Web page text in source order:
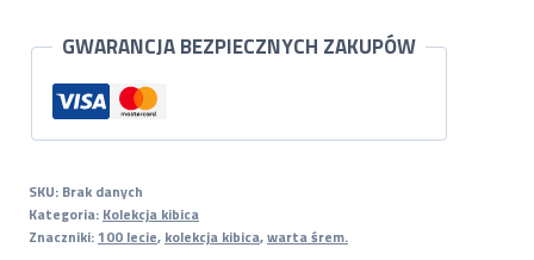
kapturem
szara
dziecięca
GWARANCJA BEZPIECZNYCH ZAKUPÓW
SKU: Brak danych
Kategoria: Kolekcja kibica
Znaczniki: 100 lecie, kolekcja kibica,warta śrem.